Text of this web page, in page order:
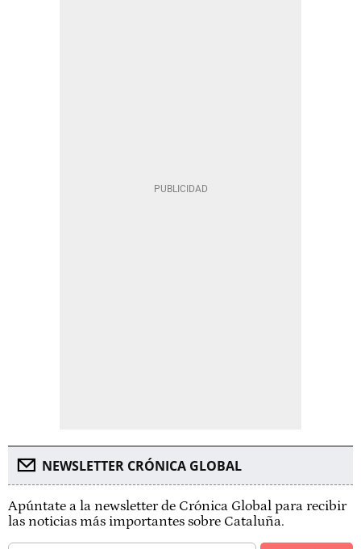
NEWSLETTER CRÓNICA GLOBAL
Apúntate a la newsletter de Crónica Global para recibir
las noticias más importantes sobre Cataluña.